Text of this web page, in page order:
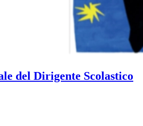
del Dirigente Scolastico